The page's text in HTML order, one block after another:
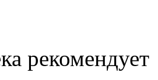
рекомендует